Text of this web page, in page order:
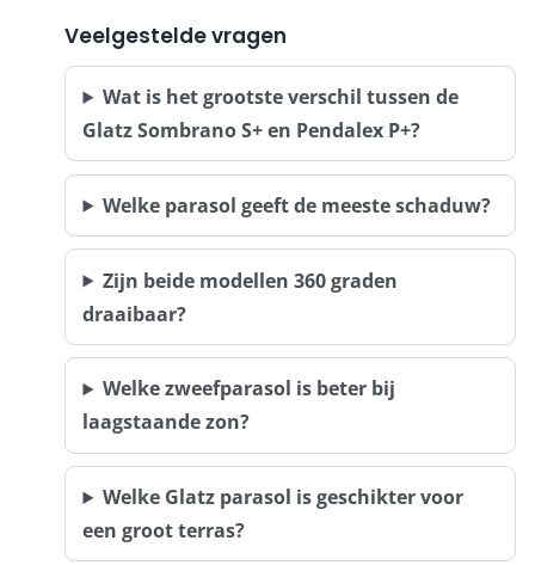
Veelgestelde vragen
Wat is het grootste verschil tussen de
Glatz Sombrano S+ en Pendalex P+?
Welke parasol geeft de meeste schaduw?
Zijn beide modellen 360 graden
draaibaar?
Welke zweefparasol is beter bij
laagstaande zon?
Welke Glatz parasol is geschikter voor
een groot terras?